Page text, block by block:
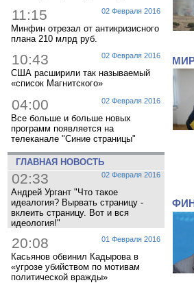
02 Февраля 2016
11:15
Минфин отрезал от антикризисного
плана 210 млрд руб.
02 Февраля 2016
10:43
США расширили так называемый
«список Магнитского»
02 Февраля 2016
04:00
Все больше и больше новых
программ появляется на
телеканале "Синие страницы"
ГЛАВНАЯ НОВОСТЬ
02 Февраля 2016
02:33
Андрей Ургант "Что такое
идеалогия? Вырвать страницу -
вклеить страницу. Вот и вся
идеология!"
01 Февраля 2016
20:08
Касьянов обвинил Кадырова в
«угрозе убийством по мотивам
политической вражды»